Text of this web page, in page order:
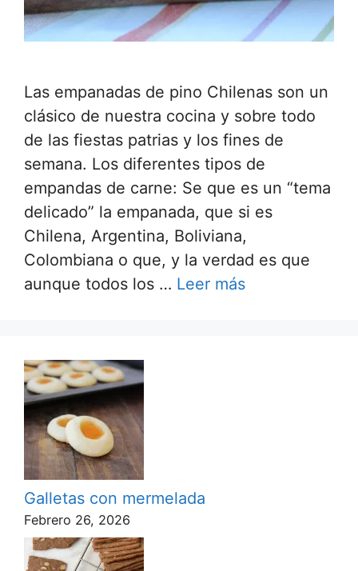
Las empanadas de pino Chilenas son un
clásico de nuestra cocina y sobre todo
de las fiestas patrias y los fines de
semana. Los diferentes tipos de
empandas de carne: Se que es un “tema
delicado” la empanada, que si es
Chilena, Argentina, Boliviana,
Colombiana o que, y la verdad es que
aunque todos los … Leer más
Galletas con mermelada
Febrero 26, 2026